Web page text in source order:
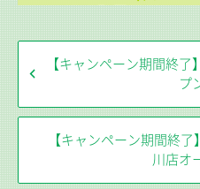
【キャンペーン期間終
プ
【キャンペーン期間終
川店オ